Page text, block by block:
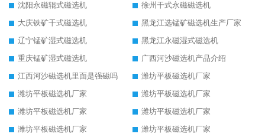
沈阳永磁辊式磁选机
徐州干式永磁磁选机
大庆铁矿干式磁选机
黑龙江选锰矿磁选机生产厂家
辽宁锰矿湿式磁选机
黑龙江永磁湿式磁选机
重庆锰矿湿式磁选机
广西河沙磁选机产品介绍
江西河沙磁选机里面是强磁吗
潍坊平板磁选机厂家
潍坊平板磁选机厂家
潍坊平板磁选机厂家
潍坊平板磁选机厂家
潍坊平板磁选机厂家
潍坊平板磁选机厂家
潍坊平板磁选机厂家